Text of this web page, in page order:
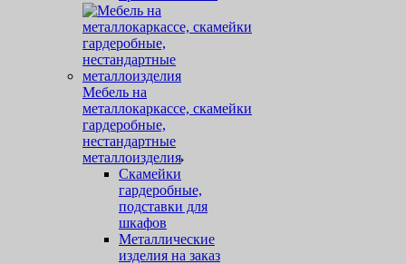
Мебель на
металлокаркассе, скамейки
гардеробные,
нестандартные
металлоизделия
Скамейки
гардеробные,
подставки для
шкафов
Металлические
изделия на заказ